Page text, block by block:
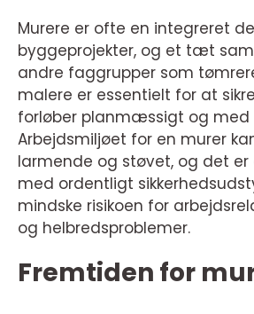
Murere er ofte en integreret
byggeprojekter, og et tæt
andre faggrupper som
malere er essentielt for at
forløber planmæssigt og med
Arbejdsmiljøet for en murer
larmende og støvet, og det
med ordentligt
mindske risikoen for
og helbredsproblemer.
Fremtiden for